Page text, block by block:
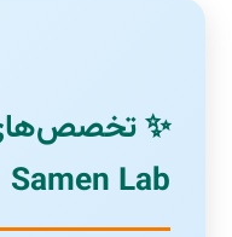
✨
Samen Lab